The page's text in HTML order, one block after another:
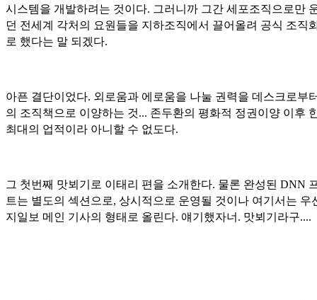
시스템을 개발하려는 것이다. 그러니까 그간 세포조직으로만
던 전세계 각처의 요원들을 지하조직에서 끌어올려 공식 조직
로 했다는 말 되겠다.
아픈 결단이었다. 외로움과 에로움을 나눌 권력을 데스크로부
의 조직책으로 이양하는 것... 존두환의 평화적 정권이양 이후
최대의 업적이라 아니할 수 없도다.
그 첫번째 맛뵈기로 이태리 편을 소개한다. 물론 완성된 DNN
트는 별도의 섹션으로, 상시적으로 운영될 것이나 여기서는 우
지일보 메인 기사의 형태로 올린다. 얘기했자너. 맛뵈기라구....